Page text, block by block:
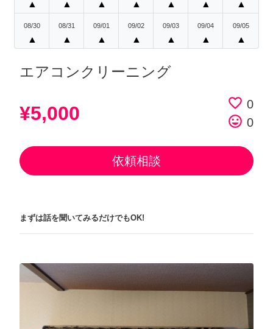
▲ ▲ ▲ ▲ ▲ ▲ ▲
08/30
▲
08/31
▲
09/01
▲
09/02
▲
09/03
▲
09/04
▲
09/05
▲
エアコンクリーニング
¥5,000 favorite_border 0
tag_faces 0
依頼相談
まずは話を聞いてみるだけでもOK!